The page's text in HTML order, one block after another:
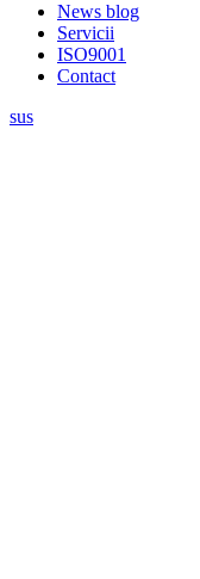
News blog
Servicii
ISO9001
Contact
sus